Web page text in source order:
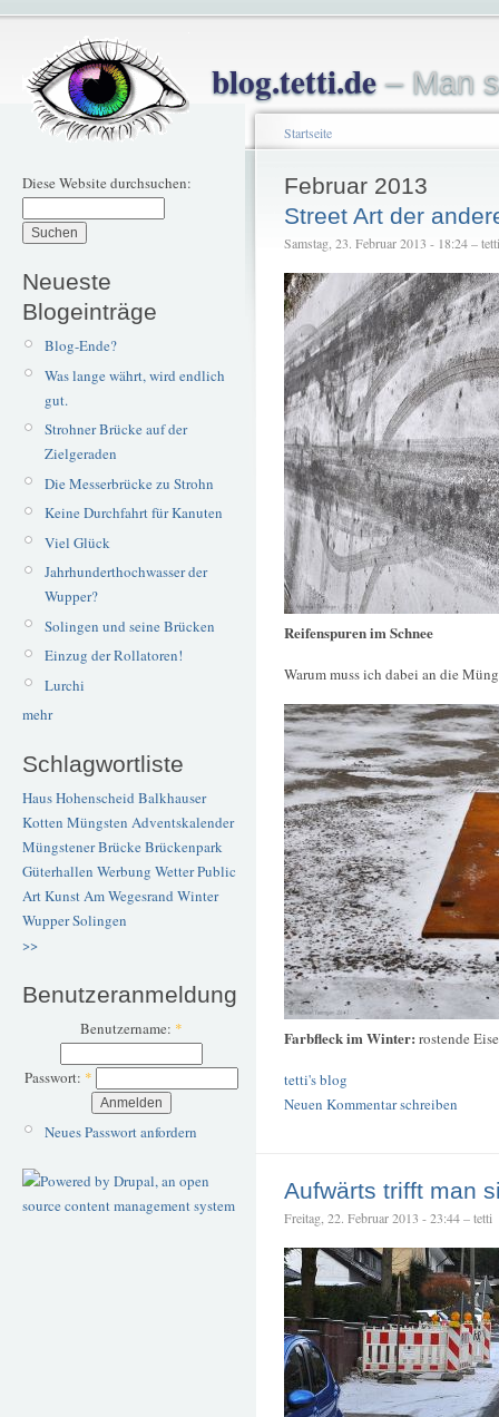
blog.tetti.de– Man
Diese Website durchsuchen:
Neueste
Blogeinträge
Blog-Ende?
Was lange währt, wird endlich
gut.
Strohner Brücke auf der
Zielgeraden
Die Messerbrücke zu Strohn
Keine Durchfahrt für Kanuten
Viel Glück
Jahrhunderthochwasser der
Wupper?
Solingen und seine Brücken
Einzug der Rollatoren!
Lurchi
mehr
Schlagwortliste
Haus Hohenscheid Balkhauser
Kotten Müngsten Adventskalender
Müngstener BrückeBrückenpark
Güterhallen Werbung WetterPublic
ArtKunstAm Wegesrand Winter
WupperSolingen
>>
Benutzeranmeldung
Benutzername: *
Passwort: *
Neues Passwort anfordern
Startseite
Februar 2013
Street Art der
Samstag, 23. Februar 2013 - 18:24 – tetti
Reifenspuren im Schnee
Warum muss ich dabei an die
Farbfleck im Winter: rostende
tetti's blog
Neuen Kommentar schreiben
Aufwärts trifft man
Freitag, 22. Februar 2013 - 23:44 – tetti